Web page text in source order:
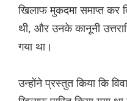
खिलाफ मुकदमा समाप्त कर
थी, और उनके कानूनी
गया था।
उन्होंने प्रस्तुत किया कि